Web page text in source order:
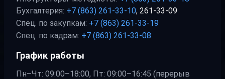
Бухгалтерия: +7 (863) 261-33-10, 261-33-09
Спец. по закупкам: +7 (863) 261-33-19
Спец. по кадрам: +7 (863) 261-33-08
График работы
Пн–Чт: 09:00–18:00, Пт: 09:00–16:45 (перерыв